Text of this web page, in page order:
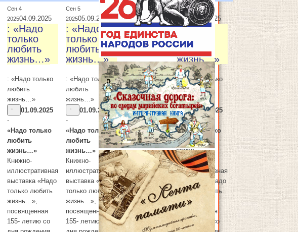
Сен 4
202504.09.2025
: «Надо
только
любить
жизнь…»
: «Надо только
любить
жизнь…»
01.09.2025
-
«Надо только
любить
жизнь…»
Книжно-
иллюстративная
выставка «Надо
только любить
жизнь…»,
посвященная
155- летию со
Сен 5
202505.09.2025
: «Надо
только
любить
жизнь…»
: «Надо только
любить
жизнь…»
01.09.2025
-
«Надо только
любить
жизнь…»
Книжно-
иллюстративная
выставка «Надо
только любить
жизнь…»,
посвященная
155- летию со
Сен 6
202506.09.2025
Сен 7
202507.09.2025
: «Надо
только
любить
жизнь…»
: «Надо только
любить
жизнь…»
07.09.2025
-
«Надо только
любить
жизнь…»
Книжно-
иллюстративная
выставка «Надо
только любить
жизнь…»,
посвященная
155- летию со